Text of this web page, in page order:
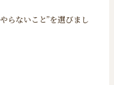
らないこと”を選びまし